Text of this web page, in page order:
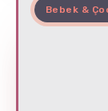
Bebek &